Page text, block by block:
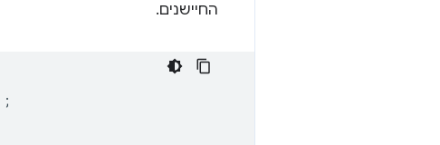
החיישנים.
;